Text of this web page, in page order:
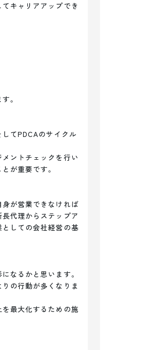
キャリアアップでき
。
てPDCAのサイクル
ントチェックを行い
が重要です。
が営業できなければ
代理からステップア
しての会社経営の基
なるかと思います。
の行動が多くなりま
最大化するための施